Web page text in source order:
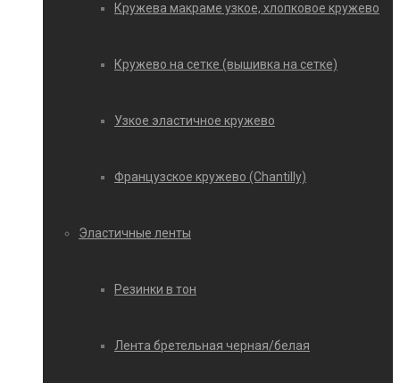
Кружева макраме узкое, хлопковое кружево
Кружево на сетке (вышивка на сетке)
Узкое эластичное кружево
Французское кружево (Chantilly)
Эластичные ленты
Резинки в тон
Лента бретельная черная/белая